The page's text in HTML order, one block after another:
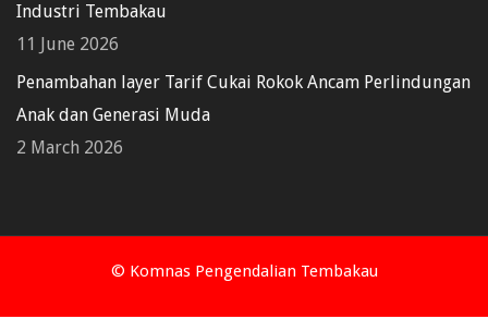
Industri Tembakau
11 June 2026
Penambahan layer Tarif Cukai Rokok Ancam Perlindungan
Anak dan Generasi Muda
2 March 2026
© Komnas Pengendalian Tembakau